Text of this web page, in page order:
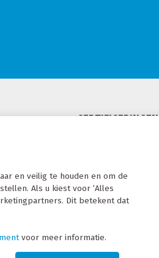
en veilig te houden en om de
Als u kiest voor ‘Alles
Dit betekent dat
voor meer informatie.
CERTIFICERINGEN